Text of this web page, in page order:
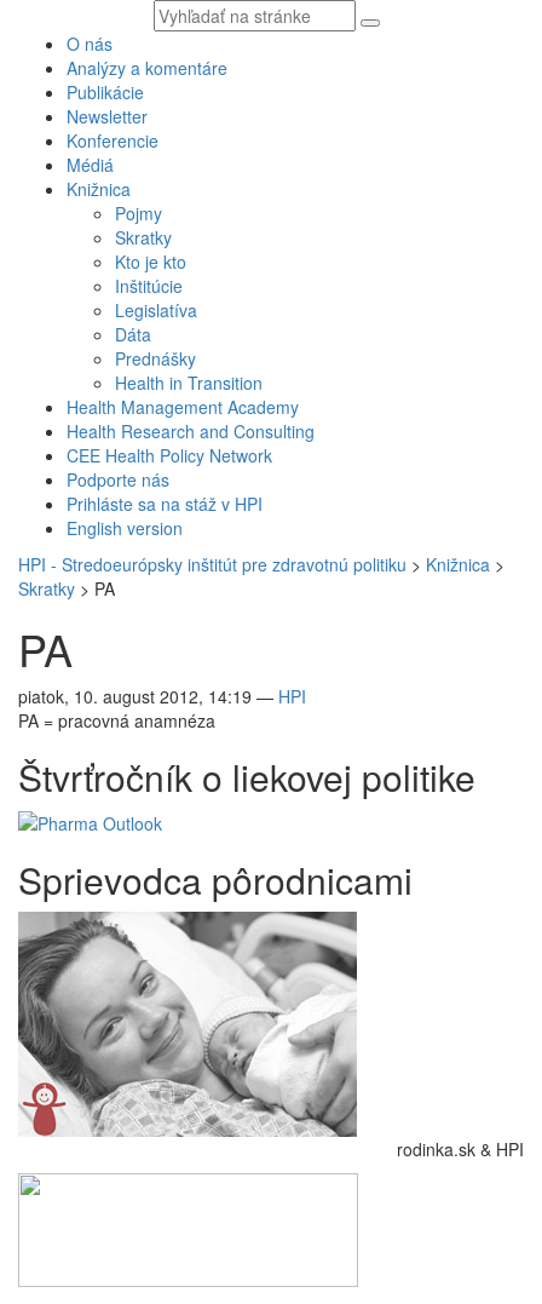
Vyhľadávaný
text
O nás
Analýzy a komentáre
Publikácie
Newsletter
Konferencie
Médiá
Knižnica
Pojmy
Skratky
Kto je kto
Inštitúcie
Legislatíva
Dáta
Prednášky
Health in Transition
Health Management Academy
Health Research and Consulting
CEE Health Policy Network
Podporte nás
Prihláste sa na stáž v HPI
English version
HPI - Stredoeurópsky inštitút pre zdravotnú politiku > Knižnica >
Skratky > PA
PA
piatok, 10. august 2012, 14:19 — HPI
PA = pracovná anamnéza
Štvrťročník o liekovej politike
Sprievodca pôrodnicami
rodinka.sk & HPI